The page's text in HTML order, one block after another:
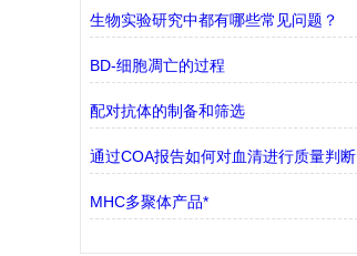
生物实验研究中都有哪些常见问题？
BD-细胞凋亡的过程
配对抗体的制备和筛选
通过COA报告如何对血清进行质量判断
MHC多聚体产品*